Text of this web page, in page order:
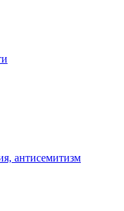
антисемитизм